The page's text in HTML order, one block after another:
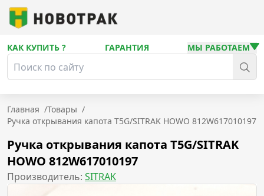
КАК КУПИТЬ ? ГАРАНТИЯ МЫ РАБОТАЕМ
Главная /Товары /
Ручка открывания капота T5G/SITRAK HOWO 812W617010197
Ручка открывания капота T5G/SITRAK
HOWO 812W617010197
Производитель: SITRAK